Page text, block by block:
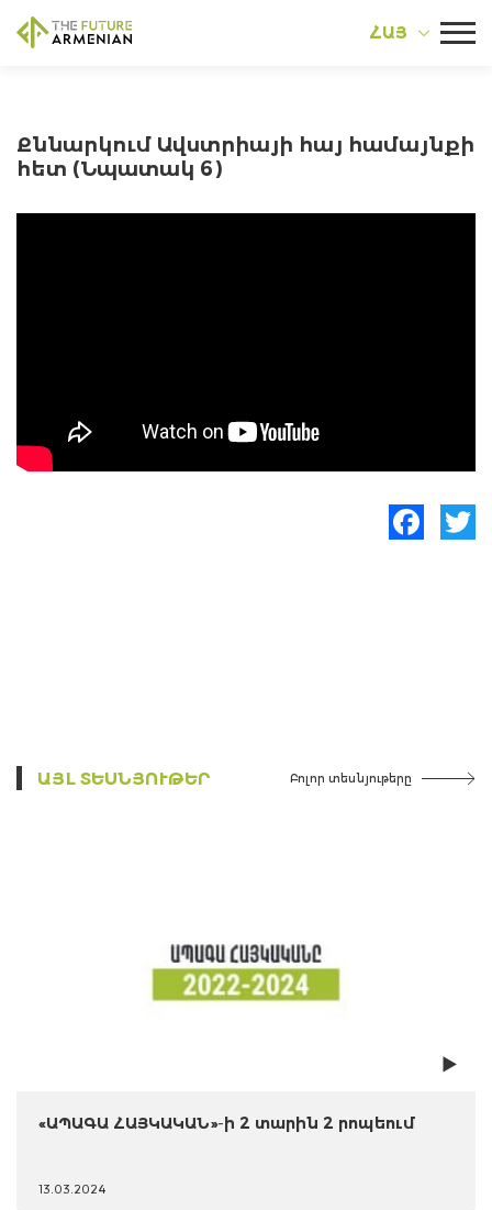
ՀԱՅ
Քննարկում Ավստրիայի հայ համայնքի
հետ (Նպատակ 6)
ԱՅԼ ՏԵՍՆՅՈՒԹԵՐ Բոլոր տեսնյութերը
«ԱՊԱԳԱ ՀԱՅԿԱԿԱՆ»-ի 2 տարին 2 րոպեում
13.03.2024